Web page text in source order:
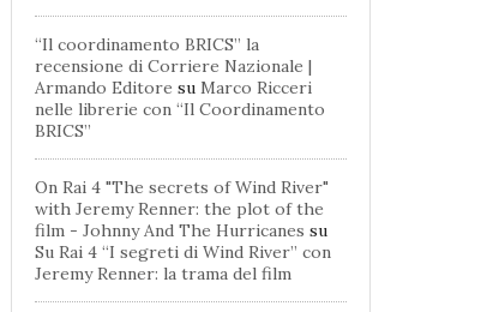
“Il coordinamento BRICS” la
recensione di Corriere Nazionale |
Armando Editore su Marco Ricceri
nelle librerie con “Il Coordinamento
BRICS”
On Rai 4 "The secrets of Wind River"
with Jeremy Renner: the plot of the
film - Johnny And The Hurricanes su
Su Rai 4 “I segreti di Wind River” con
Jeremy Renner: la trama del film